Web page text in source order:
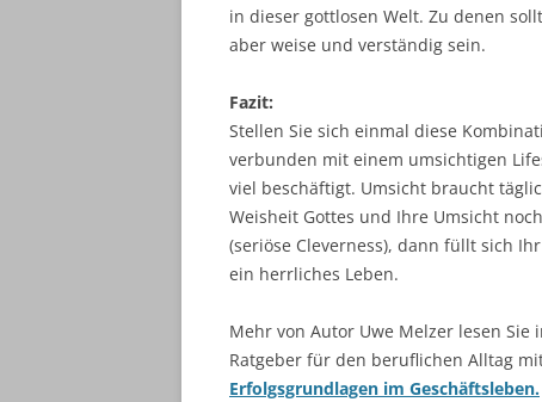
in dieser gottlosen Welt. Zu denen
aber weise und verständig sein.
Fazit:
Stellen Sie sich einmal diese
verbunden mit einem umsichtigen
viel beschäftigt. Umsicht braucht
Weisheit Gottes und Ihre Umsicht
(seriöse Cleverness), dann füllt sich
ein herrliches Leben.
Mehr von Autor Uwe Melzer lesen
Ratgeber für den beruflichen Alltag
Erfolgsgrundlagen im Geschäftsleben.